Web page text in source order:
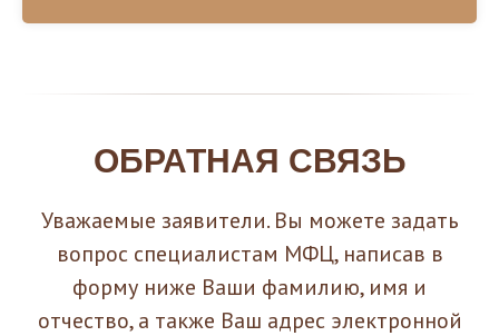
ОБРАТНАЯ СВЯЗЬ
Уважаемые заявители. Вы можете задать
вопрос специалистам МФЦ, написав в
форму ниже Ваши фамилию, имя и
отчество, а также Ваш адрес электронной